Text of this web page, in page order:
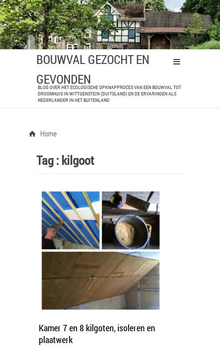
BOUWVAL GEZOCHT EN
GEVONDEN
BLOG OVER HET ECOLOGISCHE OPKNAPPROCES VAN EEN BOUWVAL TOT
DROOMHUIS IN WITTGENSTEIN (DUITSLAND) EN DE ERVARINGEN ALS
NEDERLANDER IN HET BUITENLAND
Home
Tag :kilgoot
Kamer 7 en 8 kilgoten, isoleren en
plaatwerk